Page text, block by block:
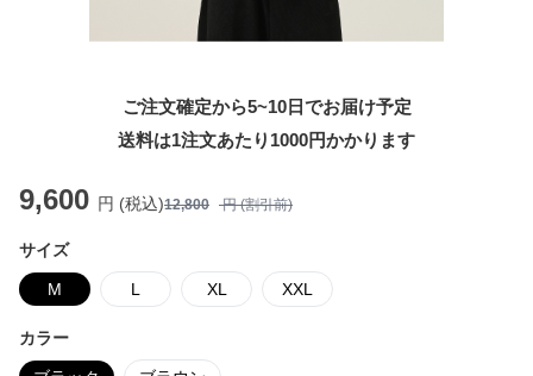
ご注文確定から5~10日でお届け予定
送料は1注文あたり 1000円かかります
9,600 円 (税込)12,800 円 (割引前)
サイズ
M L XL XXL
カラー